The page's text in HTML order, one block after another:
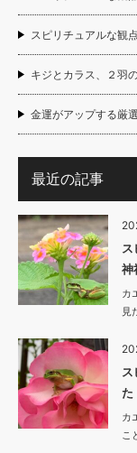
スピリチュアルな観
キジとカラス、２羽
金運がアップする厳
最近の記事
神
カ
見
た
カ
こ